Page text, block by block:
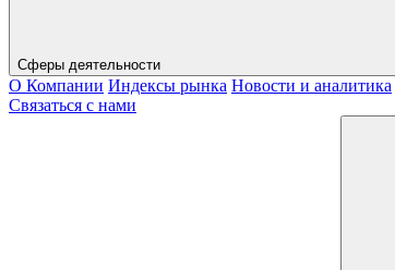
Сферы деятельности
О Компании Индексы рынка Новости и аналитика
Связаться с нами